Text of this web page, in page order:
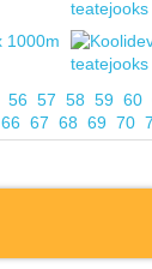
56 57 58 59 60
66 67 68 69 70